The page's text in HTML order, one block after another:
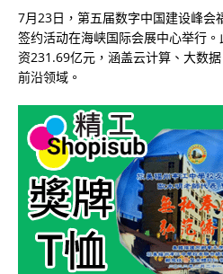
7月23日，第五届数字中国建设峰会
签约活动在海峡国际会展中心举行
资231.69亿元，涵盖云计算、大数
前沿领域。